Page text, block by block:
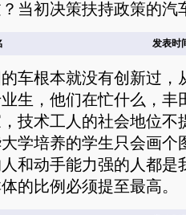
当初决策扶持政策的汽
发表时
车根本就没有创新过
生，他们在忙什么，丰
技术工人的社会地位不
学培养的学生只会画个
和动手能力强的人都是
的比例必须提至最高。